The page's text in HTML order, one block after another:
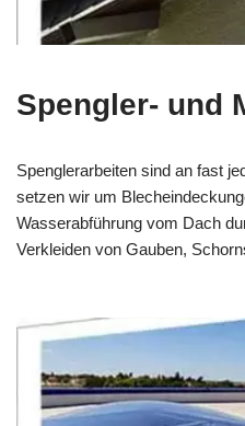
Spengler- und
Spenglerarbeiten sind an fast
setzen wir um
Wasserabführung vom Dach
Verkleiden von Gauben,